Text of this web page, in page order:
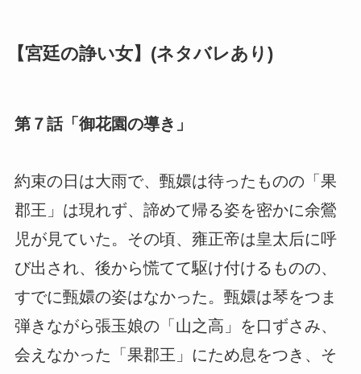
【宮廷の諍い女】(ネタバレあり)
第７話「御花園の導き」
約束の日は大雨で、甄嬛は待ったものの「果
郡王」は現れず、諦めて帰る姿を密かに余鶯
児が見ていた。その頃、雍正帝は皇太后に呼
び出され、後から慌てて駆け付けるものの、
すでに甄嬛の姿はなかった。甄嬛は琴をつま
弾きながら張玉娘の「山之高」を口ずさみ、
会えなかった「果郡王」にため息をつき、そ